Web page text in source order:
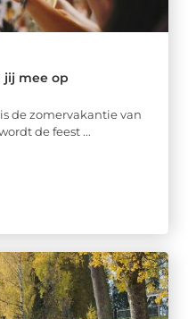
jij mee op
de zomervakantie van
de feest ...